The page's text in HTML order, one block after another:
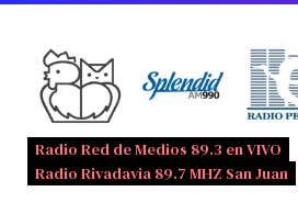
Radio Red de Medios 89.3 en VIVO
Radio Rivadavia 89.7 MHZ San Juan